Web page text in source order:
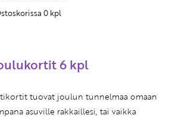
0 kpl
6 kpl
tuovat joulun tunnelmaa omaan
asuville rakkaillesi, tai vaikka